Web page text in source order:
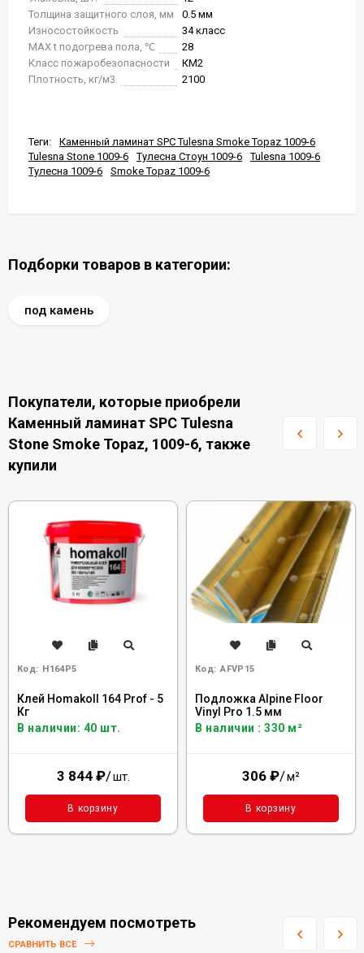
Толщина защитного слоя, мм
0.5 мм
Износостойкость
34 класс
MAX t подогрева пола, ℃
28
Класс пожаробезопасности
КМ2
Плотность, кг/м3
2100
Теги:
Каменный ламинат SPC Tulesna Smoke Topaz 1009-6
Tulesna Stone 1009-6
Тулесна Стоун 1009-6
Tulesna 1009-6
Тулесна 1009-6
Smoke Topaz 1009-6
Подборки товаров в категории:
под камень
Покупатели, которые приобрели
Каменный ламинат SPC Tulesna
Stone Smoke Topaz, 1009-6, также
купили
Код: H164P5
Клей Homakoll 164 Prof - 5
Кг
В наличии: 40 шт.
3 844 ₽/шт.
В корзину
Код: AFVP15
Подложка Alpine Floor
Vinyl Pro 1.5 мм
В наличии : 330 м²
306 ₽/м²
В корзину
Рекомендуем посмотреть
СРАВНИТЬ ВСЕ